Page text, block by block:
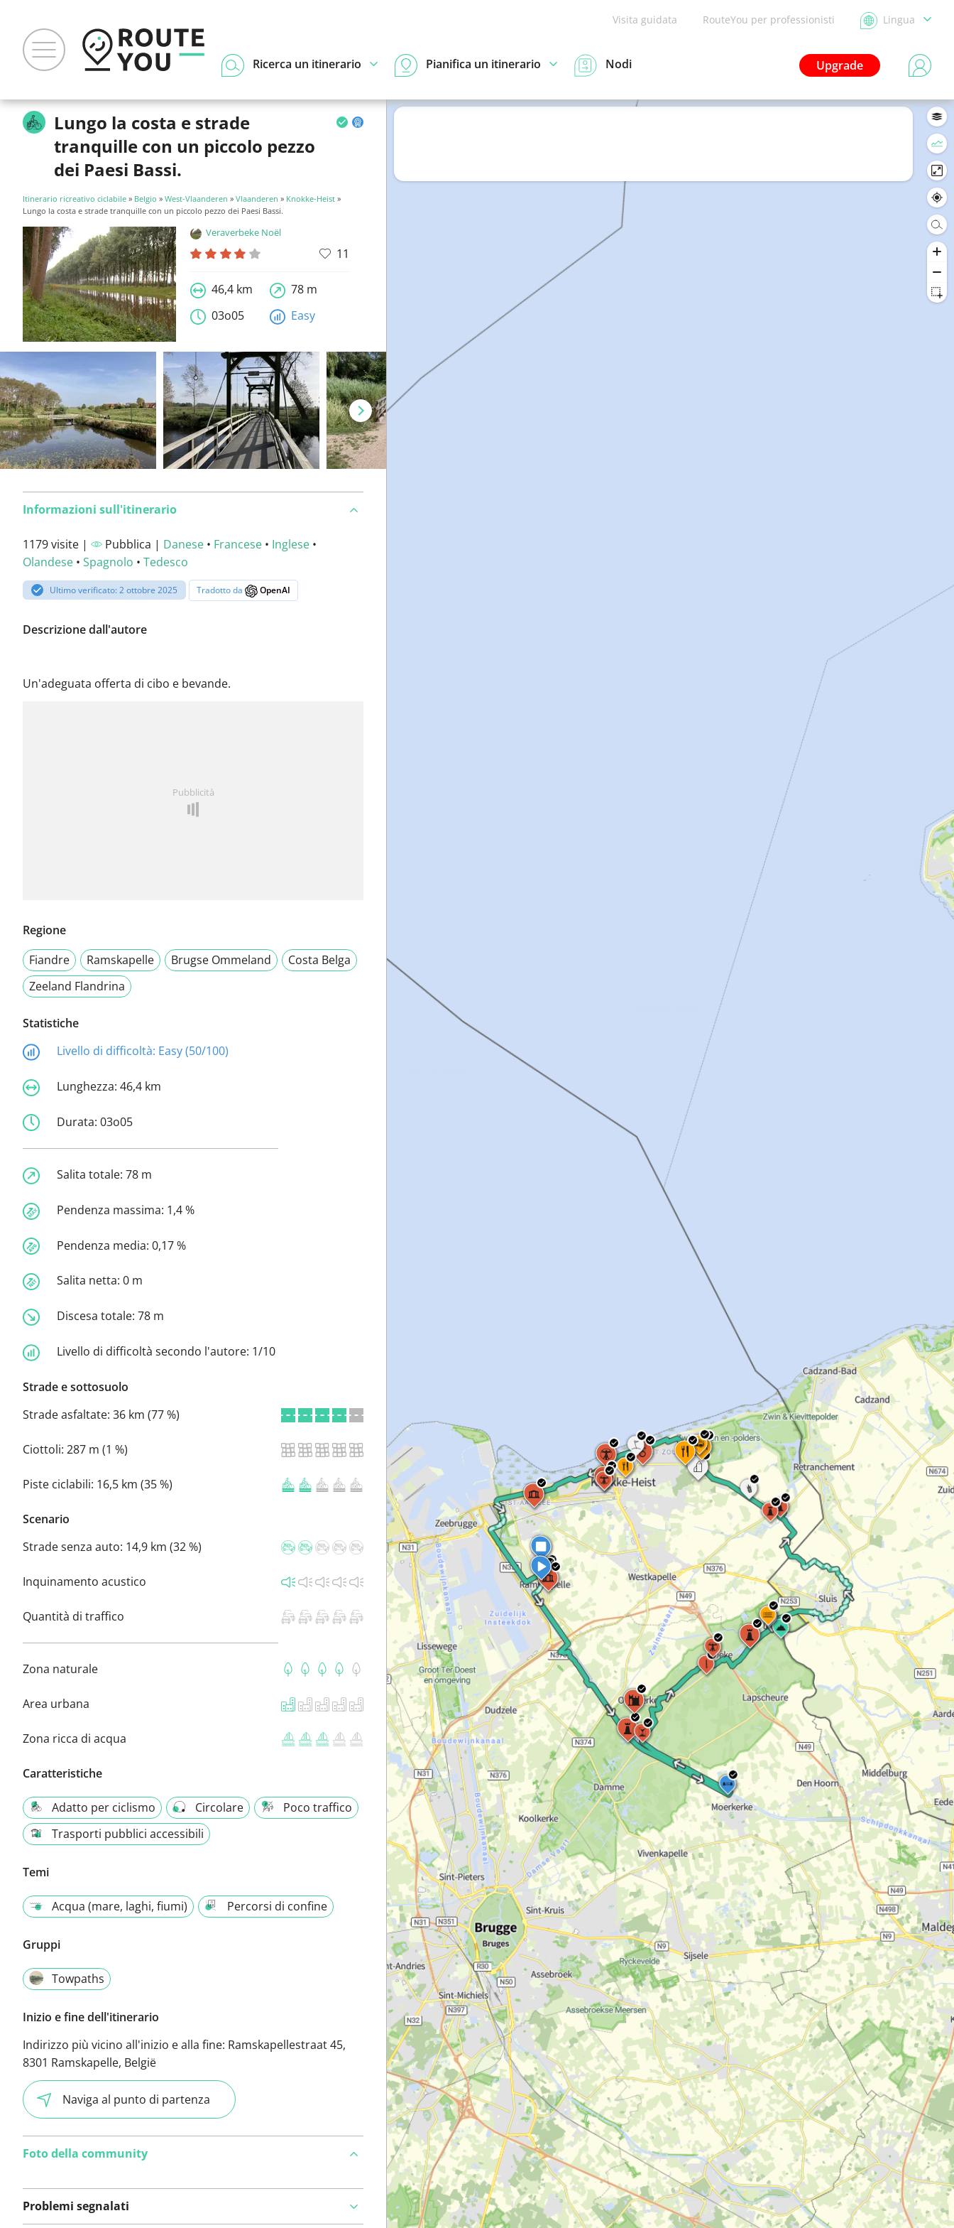
Visita guidata RouteYou per professionisti Lingua
Upgrade
Ricerca un itinerario Pianifica un itinerario Nodi
Lungo la costa e strade
tranquille con un piccolo pezzo
dei Paesi Bassi.
Itinerario ricreativo ciclabile » Belgio » West-Vlaanderen » Vlaanderen » Knokke-Heist »
Lungo la costa e strade tranquille con un piccolo pezzo dei Paesi Bassi.
Veraverbeke Noël
11
46,4 km
78 m
03o05
Easy
Informazioni sull'itinerario
1179 visite | Pubblica | Danese • Francese • Inglese •
Olandese • Spagnolo • Tedesco
Ultimo verificato: 2 ottobre 2025 Tradotto da OpenAI
Descrizione dall'autore
Un'adeguata offerta di cibo e bevande.
Pubblicità
Regione
Fiandre
Ramskapelle Brugse Ommeland
Costa Belga
Zeeland Flandrina
Statistiche
Livello di difficoltà: Easy (50/100)
Lunghezza: 46,4 km
Durata: 03o05
Salita totale: 78 m
Pendenza massima: 1,4 %
Pendenza media: 0,17 %
Salita netta: 0 m
Discesa totale: 78 m
Livello di difficoltà secondo l'autore: 1/10
Strade e sottosuolo
Strade asfaltate: 36 km (77 %)
Ciottoli: 287 m (1 %)
Piste ciclabili: 16,5 km (35 %)
Scenario
Strade senza auto: 14,9 km (32 %)
Inquinamento acustico
Quantità di traffico
Zona naturale
Area urbana
Zona ricca di acqua
Caratteristiche
Adatto per ciclismo Circolare
Poco traffico
Trasporti pubblici accessibili
Temi
Acqua (mare, laghi, fiumi) Percorsi di confine
Gruppi
Towpaths
Inizio e fine dell'itinerario
Indirizzo più vicino all'inizio e alla fine: Ramskapellestraat 45,
8301 Ramskapelle, België
Naviga al punto di partenza
Foto della community
Problemi segnalati